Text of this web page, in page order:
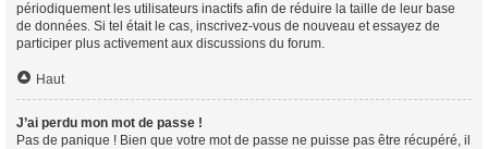
périodiquement les utilisateurs inactifs afin de réduire la taille de leur base
de données. Si tel était le cas, inscrivez-vous de nouveau et essayez de
participer plus activement aux discussions du forum.
Haut
J’ai perdu mon mot de passe !
Pas de panique ! Bien que votre mot de passe ne puisse pas être récupéré, il